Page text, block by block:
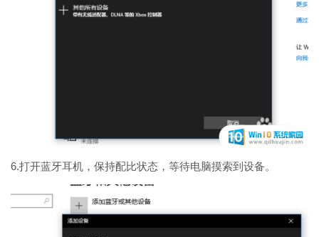
6.打开蓝牙耳机，保持配比状态，等待电脑摸索到设备。